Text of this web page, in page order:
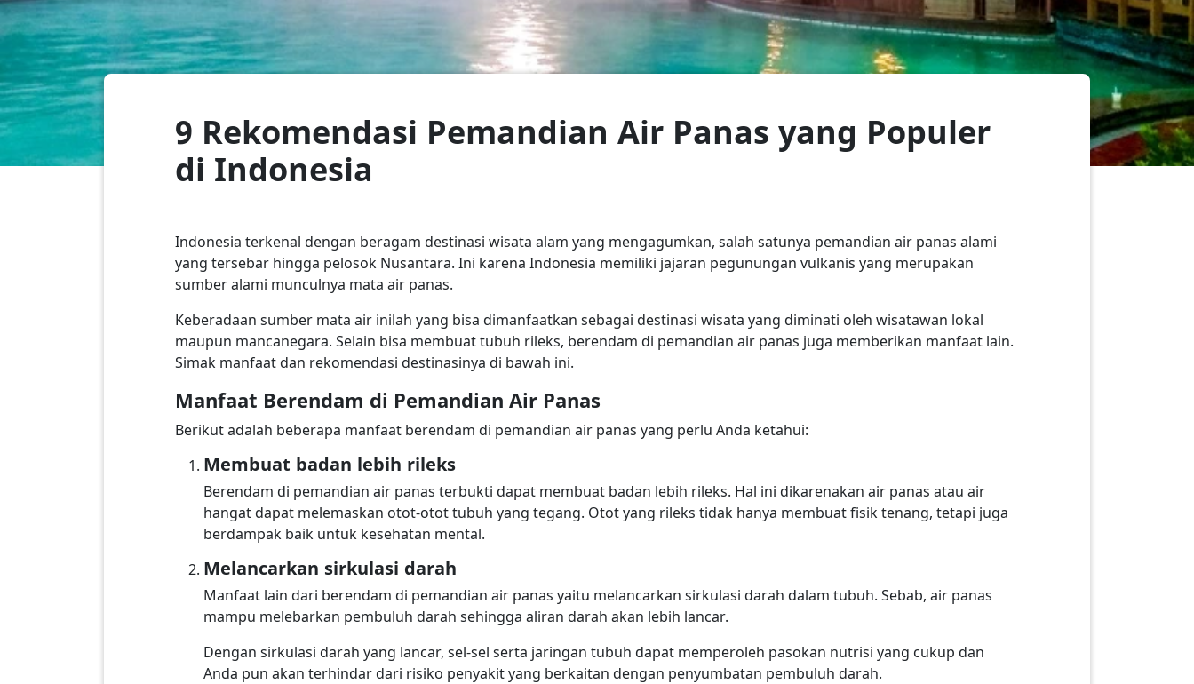
9 Rekomendasi Pemandian Air Panas yang Populer
di Indonesia
Indonesia terkenal dengan beragam destinasi wisata alam yang mengagumkan, salah satunya pemandian air panas alami
yang tersebar hingga pelosok Nusantara. Ini karena Indonesia memiliki jajaran pegunungan vulkanis yang merupakan
sumber alami munculnya mata air panas.
Keberadaan sumber mata air inilah yang bisa dimanfaatkan sebagai destinasi wisata yang diminati oleh wisatawan lokal
maupun mancanegara. Selain bisa membuat tubuh rileks, berendam di pemandian air panas juga memberikan manfaat lain.
Simak manfaat dan rekomendasi destinasinya di bawah ini.
Manfaat Berendam di Pemandian Air Panas
Berikut adalah beberapa manfaat berendam di pemandian air panas yang perlu Anda ketahui:
Membuat badan lebih rileks
Berendam di pemandian air panas terbukti dapat membuat badan lebih rileks. Hal ini dikarenakan air panas atau air
hangat dapat melemaskan otot-otot tubuh yang tegang. Otot yang rileks tidak hanya membuat fisik tenang, tetapi juga
berdampak baik untuk kesehatan mental.
Melancarkan sirkulasi darah
Manfaat lain dari berendam di pemandian air panas yaitu melancarkan sirkulasi darah dalam tubuh. Sebab, air panas
mampu melebarkan pembuluh darah sehingga aliran darah akan lebih lancar.
Dengan sirkulasi darah yang lancar, sel-sel serta jaringan tubuh dapat memperoleh pasokan nutrisi yang cukup dan
Anda pun akan terhindar dari risiko penyakit yang berkaitan dengan penyumbatan pembuluh darah.